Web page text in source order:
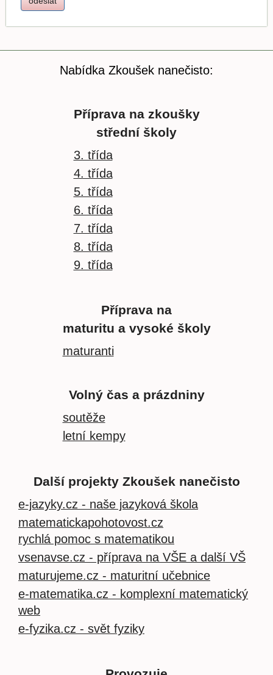
Nabídka Zkoušek nanečisto:
Příprava na zkoušky
střední školy
3. třída
4. třída
5. třída
6. třída
7. třída
8. třída
9. třída
Příprava na
maturitu a vysoké školy
maturanti
Volný čas a prázdniny
soutěže
letní kempy
Další projekty Zkoušek nanečisto
e-jazyky.cz - naše jazyková škola
matematickapohotovost.cz
rychlá pomoc s matematikou
vsenavse.cz - příprava na VŠE a další VŠ
maturujeme.cz - maturitní učebnice
e-matematika.cz - komplexní matematický
web
e-fyzika.cz - svět fyziky